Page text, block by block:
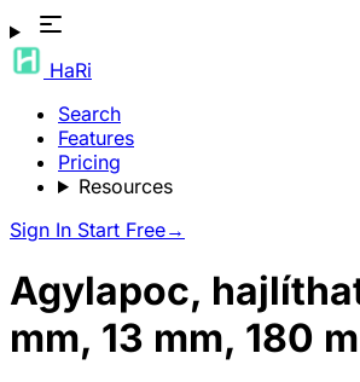
HaRi
Search
Features
Pricing
Resources
Sign In Start Free→
Agylapoc,
mm, 13 mm, 180